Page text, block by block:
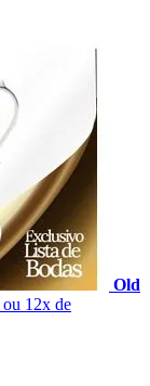
Old
ou 12x de